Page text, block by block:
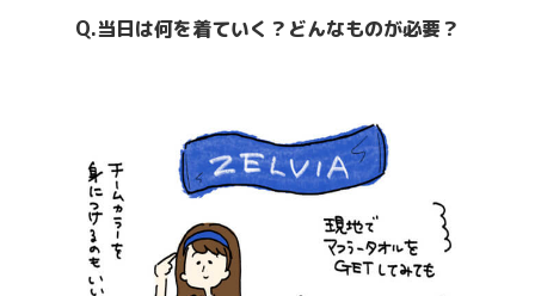
Q.当日は何を着ていく？どんなものが必要？